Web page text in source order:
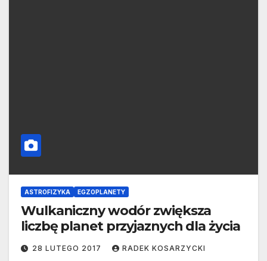
ASTROFIZYKA EGZOPLANETY
Wulkaniczny wodór zwiększa
liczbę planet przyjaznych dla życia
28 LUTEGO 2017 RADEK KOSARZYCKI